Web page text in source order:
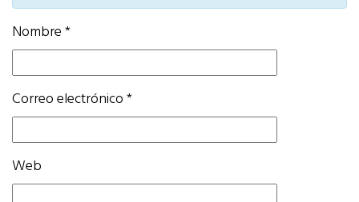
Nombre*
Correo electrónico*
Web